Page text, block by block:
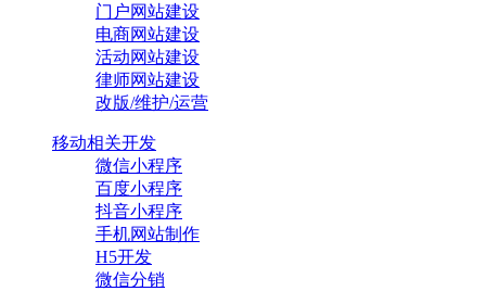
门户网站建设
电商网站建设
活动网站建设
律师网站建设
改版/维护/运营
移动相关开发
微信小程序
百度小程序
抖音小程序
手机网站制作
H5开发
微信分销